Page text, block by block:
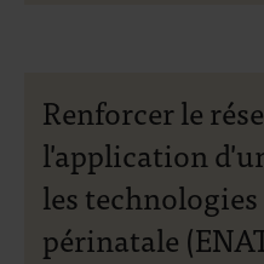
Renforcer le
l'application
les
périnatale